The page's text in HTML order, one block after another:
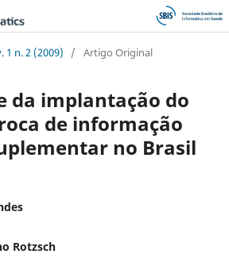
1 n. 2 (2009) / Artigo Original
da implantação do
de informação
no Brasil
Rotzsch